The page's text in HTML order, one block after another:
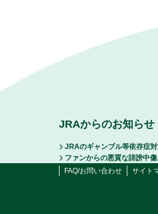
JRAからのお知らせ
JRAのギャンブル等依存症
ファンからの悪質な誹謗中
FAQ/お問い合わせ
サイト